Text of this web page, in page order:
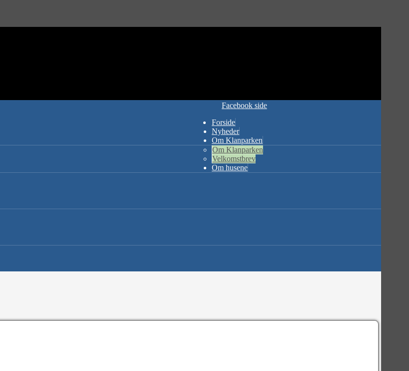
Facebook side
Forside
Nyheder
Om Klanparken
Om Klanparken
Velkomstbrev
Om husene